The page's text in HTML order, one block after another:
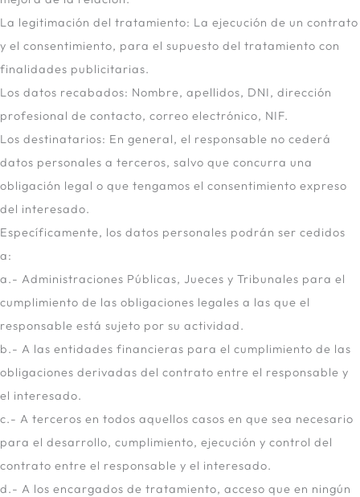
La legitimación del tratamiento: La ejecución de un contrato
y el consentimiento, para el supuesto del tratamiento con
finalidades publicitarias.
Los datos recabados: Nombre, apellidos, DNI, dirección
profesional de contacto, correo electrónico, NIF.
Los destinatarios: En general, el responsable no cederá
datos personales a terceros, salvo que concurra una
obligación legal o que tengamos el consentimiento expreso
del interesado.
Específicamente, los datos personales podrán ser cedidos
a:
a.- Administraciones Públicas, Jueces y Tribunales para el
cumplimiento de las obligaciones legales a las que el
responsable está sujeto por su actividad.
b.- A las entidades financieras para el cumplimiento de las
obligaciones derivadas del contrato entre el responsable y
el interesado.
c.- A terceros en todos aquellos casos en que sea necesario
para el desarrollo, cumplimiento, ejecución y control del
contrato entre el responsable y el interesado.
d.- A los encargados de tratamiento, acceso que en ningún